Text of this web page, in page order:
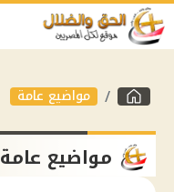
مواضيع عامة
مواضيع عامة